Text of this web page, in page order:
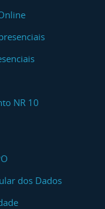
NR 10
dos Dados